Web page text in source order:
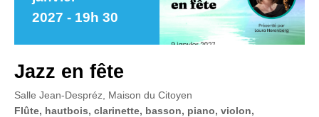
2027 - 19h 30
Jazz en fête
Salle Jean-Despréz, Maison du Citoyen
Flûte, hautbois, clarinette, basson, piano, violon,